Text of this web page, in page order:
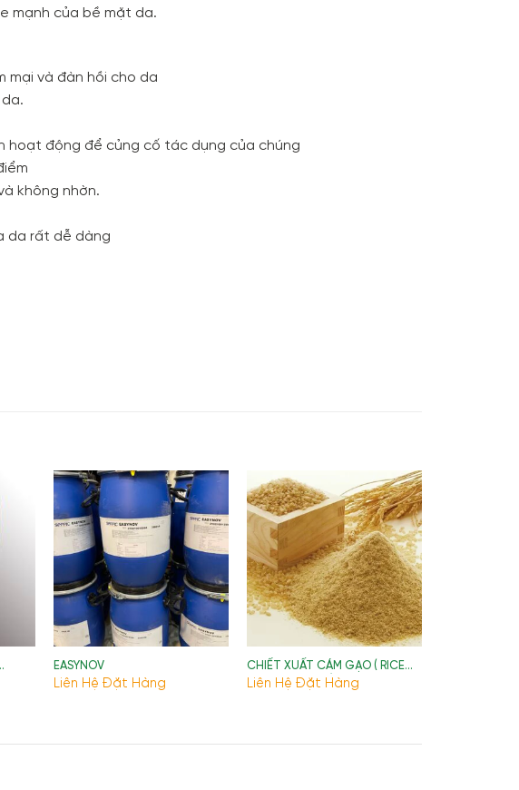
mạnh của bề mặt da.
mại và đàn hồi cho da
hoạt động để củng cố tác dụng của chúng
không nhờn.
da rất dễ dàng
EASYNOV
Liên Hệ Đặt Hàng
CHIẾT XUẤT CÁM GẠO ( RICE
BRAN EXTRACT)
Liên Hệ Đặt Hàng